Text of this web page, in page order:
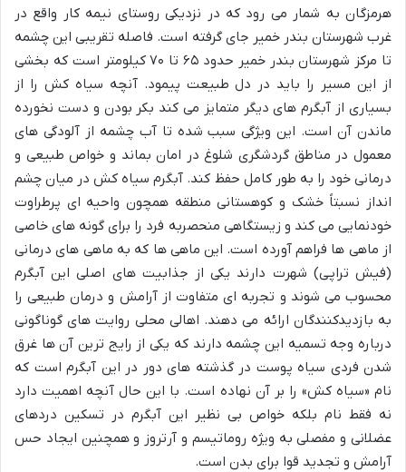
هرمزگان به شمار می رود که در نزدیکی روستای نیمه کار واقع در
غرب شهرستان بندر خمیر جای گرفته است. فاصله تقریبی این چشمه
تا مرکز شهرستان بندر خمیر حدود ۶۵ تا ۷۰ کیلومتر است که بخشی
از این مسیر را باید در دل طبیعت پیمود. آنچه سیاه کش را از
بسیاری از آبگرم های دیگر متمایز می کند بکر بودن و دست نخورده
ماندن آن است. این ویژگی سبب شده تا آب چشمه از آلودگی های
معمول در مناطق گردشگری شلوغ در امان بماند و خواص طبیعی و
درمانی خود را به طور کامل حفظ کند. آبگرم سیاه کش در میان چشم
انداز نسبتاً خشک و کوهستانی منطقه همچون واحیه ای پرطراوت
خودنمایی می کند و زیستگاهی منحصربه فرد را برای گونه های خاصی
از ماهی ها فراهم آورده است. این ماهی ها که به ماهی های درمانی
(فیش تراپی) شهرت دارند یکی از جذابیت های اصلی این آبگرم
محسوب می شوند و تجربه ای متفاوت از آرامش و درمان طبیعی را
به بازدیدکنندگان ارائه می دهند. اهالی محلی روایت های گوناگونی
درباره وجه تسمیه این چشمه دارند که یکی از رایج ترین آن ها غرق
شدن فردی سیاه پوست در گذشته های دور در این آبگرم است که
نام «سیاه کش» را بر آن نهاده است. با این حال آنچه اهمیت دارد
نه فقط نام بلکه خواص بی نظیر این آبگرم در تسکین دردهای
عضلانی و مفصلی به ویژه روماتیسم و آرتروز و همچنین ایجاد حس
آرامش و تجدید قوا برای بدن است.